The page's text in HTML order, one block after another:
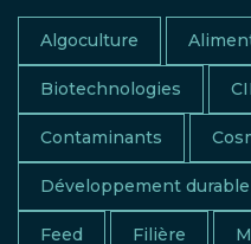
Algoculture
Biotechnologies
Contaminants
Développement durable
Feed Filière